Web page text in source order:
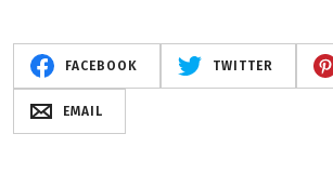
FACEBOOK TWITTER
EMAIL